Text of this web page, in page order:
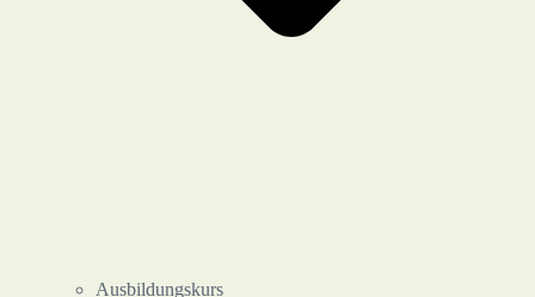
Ausbildungskurs